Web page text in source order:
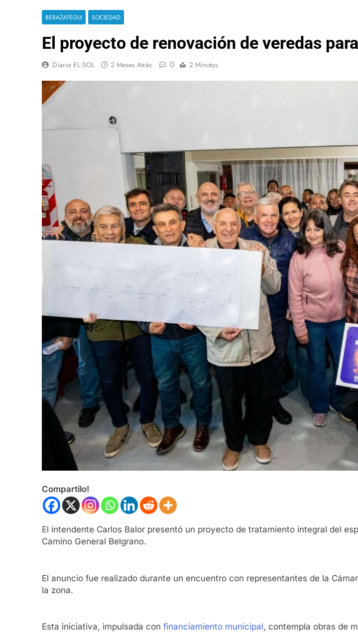
BERAZATEGUI SOCIEDAD
El proyecto de renovación de veredas
Diario EL SOL 2 Meses Atrás 0 2 Minutos
Compartilo!
El intendente Carlos Balor presentó un proyecto de tratamiento integral del
Camino General Belgrano.
El anuncio fue realizado durante un encuentro con representantes de la
la zona.
Esta iniciativa, impulsada con financiamiento municipal, contempla obras de